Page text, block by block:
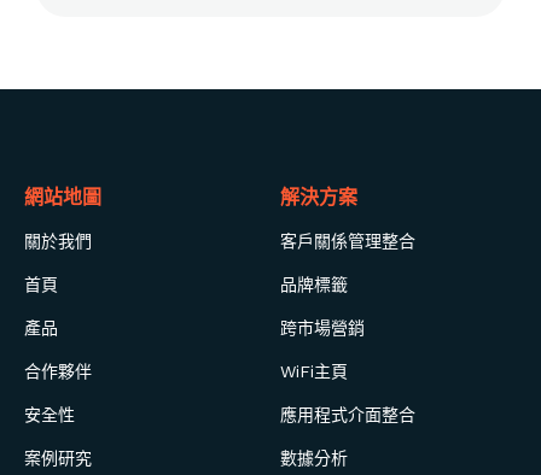
網站地圖
關於我們
首頁
產品
合作夥伴
安全性
案例研究
解決方案
客戶關係管理整合
品牌標籤
跨市場營銷
WiFi主頁
應用程式介面整合
數據分析